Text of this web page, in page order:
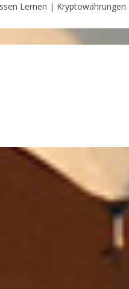
Lernen | Kryptowährungen